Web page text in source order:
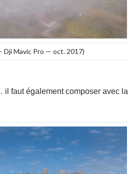
Dji Mavic Pro — oct. 2017)
faut également composer avec la